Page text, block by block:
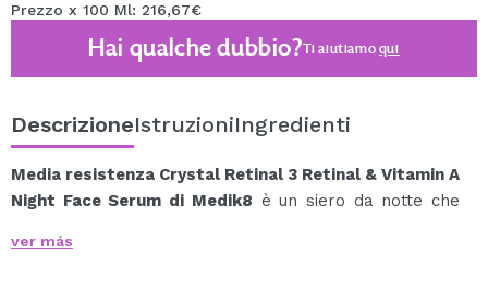
Prezzo x 100 Ml: 216,67€
Hai qualche dubbio?Ti aiutiamoqui
DescrizioneIstruzioniIngredienti
Media resistenza Crystal Retinal 3 Retinal & Vitamin A
Night Face Serum di Medik8 è un siero da notte che
coloro che sono nuovi nell'uso della vitamina A, che
ver más